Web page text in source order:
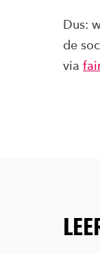
Dus:
de
via